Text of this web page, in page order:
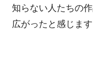
知らない人たちの
広がったと感じます